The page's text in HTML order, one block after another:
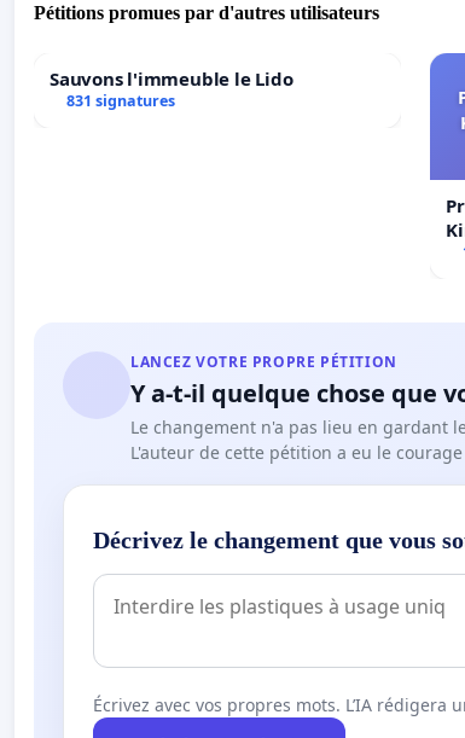
Pétitions promues par d'autres utilisateurs
Sauvons l'immeuble le Lido
831 signatures
LANCEZ VOTRE PROPRE PÉTITION
Y a-t-il quelque chose que
Le changement n'a pas lieu en gardant
L'auteur de cette pétition a eu le
Décrivez le changement que vous
Écrivez avec vos propres mots. L’IA